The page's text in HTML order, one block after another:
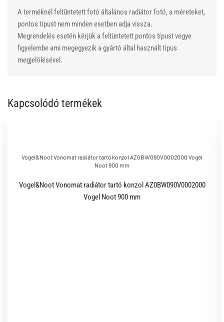
A terméknél feltűntetett fotó általános radiátor fotó, a méreteket,
pontos típust nem minden esetben adja vissza.
Megrendelés esetén kérjük a feltüntetett pontos típust vegye
figyelembe ami megegyezik a gyártó által használt típus
megjelölésével.
Kapcsolódó termékek
Vogel&Noot Vonomat radiátor tartó konzol AZ0BW090V0002000 Vogel
Noot 900 mm
Vogel&Noot Vonomat radiátor tartó konzol AZ0BW090V0002000
Vogel Noot 900 mm